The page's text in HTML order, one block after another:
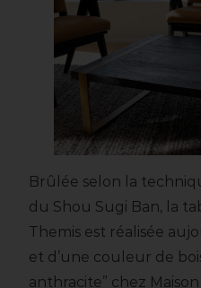
Brûlée selon la
du Shou Sugi Ban, la
Themis est réalisée
et d’une couleur de
anthracite” chez